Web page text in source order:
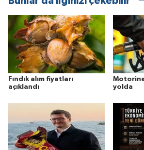
Fındık alım fiyatları
açıklandı
yolda